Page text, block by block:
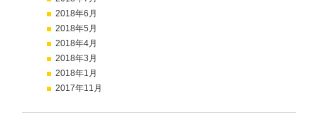
2018年6月
2018年5月
2018年4月
2018年3月
2018年1月
2017年11月